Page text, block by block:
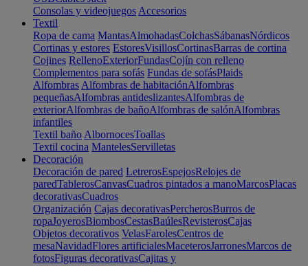
Consolas y videojuegos Accesorios
Textil
Ropa de cama MantasAlmohadasColchasSábanasNórdicos
Cortinas y estores EstoresVisillosCortinasBarras de cortina
Cojines RellenoExteriorFundasCojín con relleno
Complementos para sofás Fundas de sofásPlaids
Alfombras Alfombras de habitaciónAlfombras
pequeñasAlfombras antideslizantesAlfombras de
exteriorAlfombras de bañoAlfombras de salónAlfombras
infantiles
Textil baño AlbornocesToallas
Textil cocina MantelesServilletas
Decoración
Decoración de pared LetrerosEspejosRelojes de
paredTablerosCanvasCuadros pintados a manoMarcosPlacas
decorativasCuadros
Organización Cajas decorativasPercherosBurros de
ropaJoyerosBiombosCestasBaúlesRevisterosCajas
Objetos decorativos VelasFarolesCentros de
mesaNavidadFlores artificialesMaceterosJarronesMarcos de
fotosFiguras decorativasCajitas y